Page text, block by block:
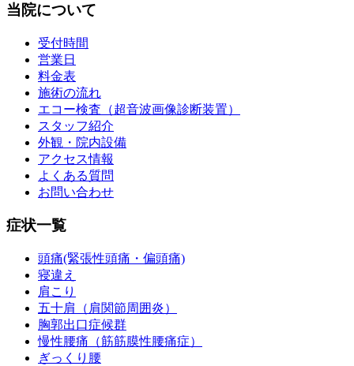
当院について
受付時間
営業日
料金表
施術の流れ
エコー検査（超音波画像診断装置）
スタッフ紹介
外観・院内設備
アクセス情報
よくある質問
お問い合わせ
症状一覧
頭痛(緊張性頭痛・偏頭痛)
寝違え
肩こり
五十肩（肩関節周囲炎）
胸郭出口症候群
慢性腰痛（筋筋膜性腰痛症）
ぎっくり腰